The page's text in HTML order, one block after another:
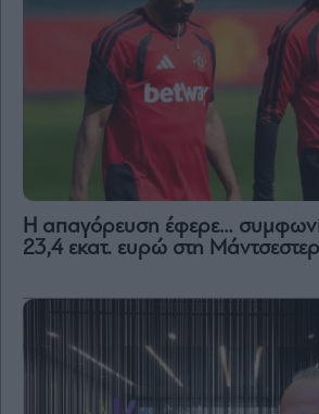
Η απαγόρευση έφερε…
23,4 εκατ. ευρώ στη Μάντσεστερ